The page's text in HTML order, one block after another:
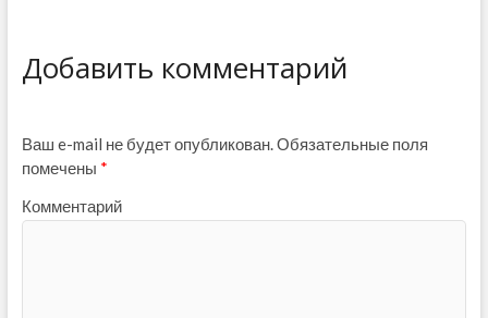
Добавить комментарий
Ваш e-mail не будет опубликован. Обязательные поля
помечены *
Комментарий